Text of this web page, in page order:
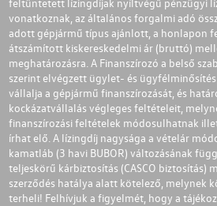
vonatkoznak, az általános forgalmi adó
adott gépjármű típus ajánlott, a honlapon
átszámított kiskereskedelmi ár (bruttó)
meghatározásra. A Finanszírozó a belső
szerint elvégzett ügylet- és
vállalja a gépjármű finanszírozását, és
kockázatvállalás végleges feltételeit,
finanszírozási feltételek módosulhatnak
írhat elő. A lízingdíj nagysága a vételár
kamatláb (3 havi BUBOR) változásának
teljeskörű kárbiztosítás (CASCO biztosítás)
szerződés hatálya alatt kötelező, melynek
terheli! Felhívjuk a figyelmét, hogy a